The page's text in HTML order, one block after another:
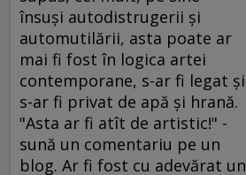
însuşi autodistrugerii şi
automutilării, asta poate ar
mai fi fost în logica artei
contemporane, s-ar fi legat şi
s-ar fi privat de apă şi hrană.
"Asta ar fi atît de artistic!" -
sună un comentariu pe un
blog. Ar fi fost cu adevărat un